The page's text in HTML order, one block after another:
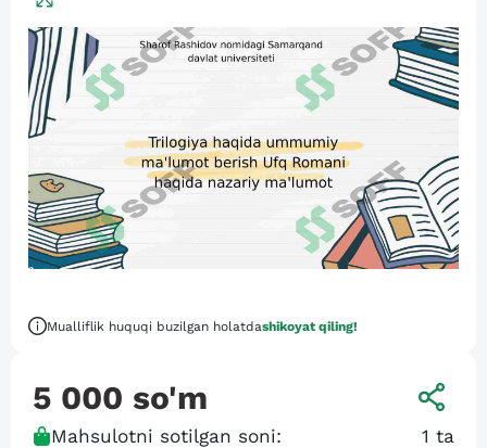
Mualliflik huquqi buzilgan holatdashikoyat qiling!
5 000 so'm
Mahsulotni sotilgan soni: 1 ta